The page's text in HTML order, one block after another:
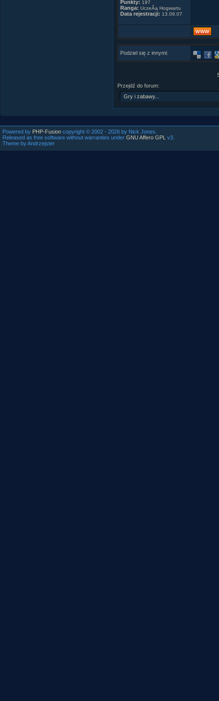
Punkty: 197
Ranga: UczeĂą Hogwartu
Data rejestracji: 13.09.07
Podziel się z innymi:
Przejdź do forum:
Powered by PHP-Fusion copyright © 2002 - 2026 by Nick Jones.
Released as free software without warranties under GNU Affero GPL v3.
Theme by Andrzejster